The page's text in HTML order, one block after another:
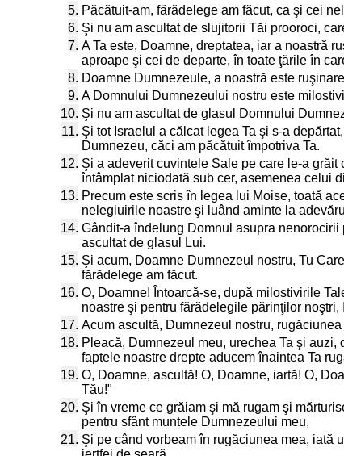
5. Păcătuit-am, fărădelege am făcut, ca şi cei
6. Şi nu am ascultat de slujitorii Tăi prooroci,
7. A Ta este, Doamne, dreptatea, iar a noastră
aproape şi cei de departe, în toate ţările în
8. Doamne Dumnezeule, a noastră este
9. A Domnului Dumnezeului nostru este
10. Şi nu am ascultat de glasul Domnului
11. Şi tot Israelul a călcat legea Ta şi s-a
Dumnezeu, căci am păcătuit împotriva Ta.
12. Şi a adeverit cuvintele Sale pe care le-a
întâmplat niciodată sub cer, asemenea celui
13. Precum este scris în legea lui Moise, toată
nelegiuirile noastre şi luând aminte la
14. Gândit-a îndelung Domnul asupra
ascultat de glasul Lui.
15. Şi acum, Doamne Dumnezeul nostru, Tu
fărădelege am făcut.
16. O, Doamne! Întoarcă-se, după milostivirile
noastre şi pentru fărădelegile părinţilor
17. Acum ascultă, Dumnezeul nostru,
18. Pleacă, Dumnezeul meu, urechea Ta şi
faptele noastre drepte aducem înaintea Ta
19. O, Doamne, ascultă! O, Doamne, iartă! O,
Tău!"
20. Şi în vreme ce grăiam şi mă rugam şi
pentru sfânt muntele Dumnezeului meu,
21. Şi pe când vorbeam în rugăciunea mea, iată